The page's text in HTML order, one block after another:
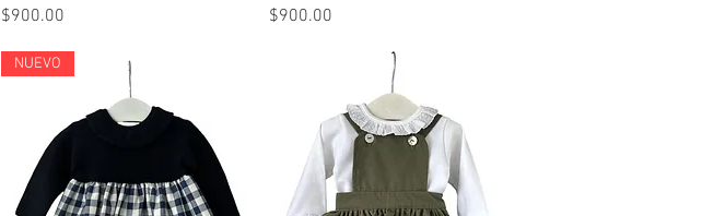
Precio
$900.00
Precio
$900.00
NUEVO